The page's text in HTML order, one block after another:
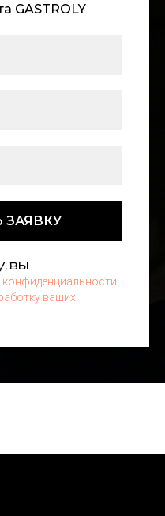
GASTROLY
ЗАЯВКУ
вы
конфиденциальности
ваших